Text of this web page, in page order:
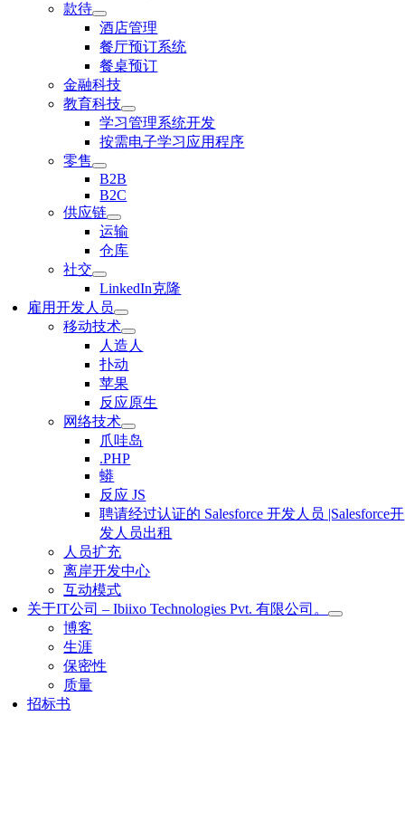
款待
酒店管理
餐厅预订系统
餐桌预订
金融科技
教育科技
学习管理系统开发
按需电子学习应用程序
零售
B2B
B2C
供应链
运输
仓库
社交
LinkedIn克隆
雇用开发人员
移动技术
人造人
扑动
苹果
反应原生
网络技术
爪哇岛
.PHP
蟒
反应 JS
聘请经过认证的 Salesforce 开发人员 |Salesforce开
发人员出租
人员扩充
离岸开发中心
互动模式
关于IT公司 – Ibiixo Technologies Pvt. 有限公司。
博客
生涯
保密性
质量
招标书